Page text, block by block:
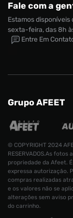
Fale com a
Estamos disponíveis
sexta-feira, das 8h
Entre Em
Grupo AFEET
© COPYRIGHT 2024
RESERVADOS.As
propriedade da Afeet.
expressa autorização.
compras realizadas
e os valores não se
alterações sem aviso
do carrinho.